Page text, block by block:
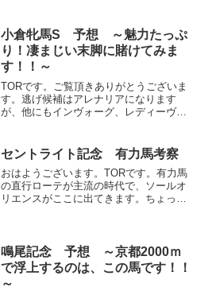
(adsbygoogle = window.adsbyg...
小倉牝馬S 予想 ～魅力たっぷ
り！凄まじい末脚に賭けてみま
す！！～
TORです。ご覧頂きありがとうございま
す。逃げ候補はアレナリアになります
が、他にもインヴォーグ、レディーヴァ
せん。ジョスランはルメール騎手ですの
で、あまり後ろにつける事...
セントライト記念 有力馬考察
おはようございます。TORです。有力馬
の直行ローテが主流の時代で、ソールオ
リエンスがここに出てきます。ちょっと
鳴尾記念 予想 ～京都2000ｍ
で浮上するのは、この馬です！！
～